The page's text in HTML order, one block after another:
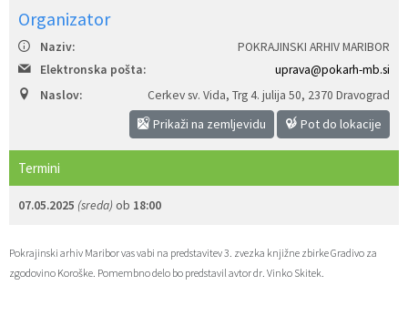
Organizator
Naziv:
POKRAJINSKI ARHIV MARIBOR
Elektronska pošta:
uprava@pokarh-mb.si
Naslov:
Cerkev sv. Vida, Trg 4. julija 50, 2370 Dravograd
Prikaži na zemljevidu Pot do lokacije
Termini
07.05.2025 (sreda) ob 18:00
Pokrajinski arhiv Maribor vas vabi na predstavitev 3. zvezka knjižne zbirke Gradivo za
zgodovino Koroške. Pomembno delo bo predstavil avtor dr. Vinko Skitek.
Zaščita prijaviteljev
Katalog informacij javnega značaja
Organigram
Uradne ure
Sosvet Občine Dravograd in Policijske postaje Dravograd
Svet koroške regije
Javni razpisi in objave
Varuhov kotiček
Projekti in investicije
Z mladinskim delom proti prekarnosti mladih – pilotni projekt – DRAVIT DRAVOGRAD
Izleti in poti
3D model
3D predstavitev občine
Virtualna panorama